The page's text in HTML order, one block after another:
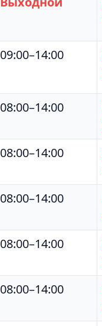
09:00–14:00
08:00–14:00
08:00–14:00
08:00–14:00
08:00–14:00
08:00–14:00